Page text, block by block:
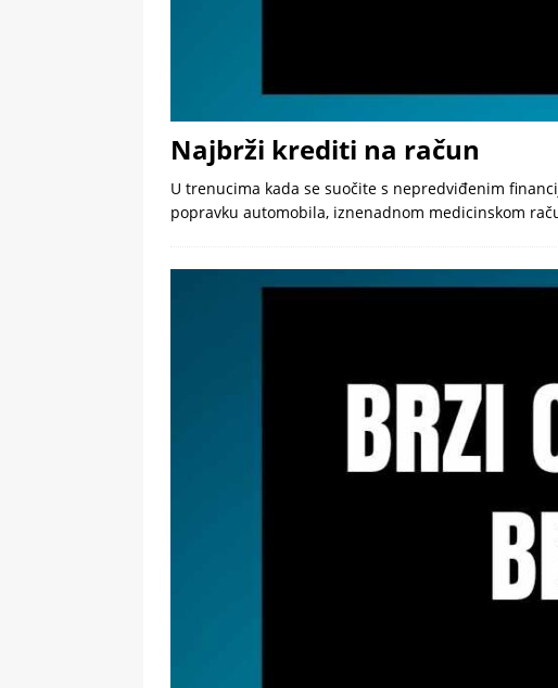
Najbrži krediti na račun
U trenucima kada se suočite s nepredviđenim
popravku automobila, iznenadnom medicinskom